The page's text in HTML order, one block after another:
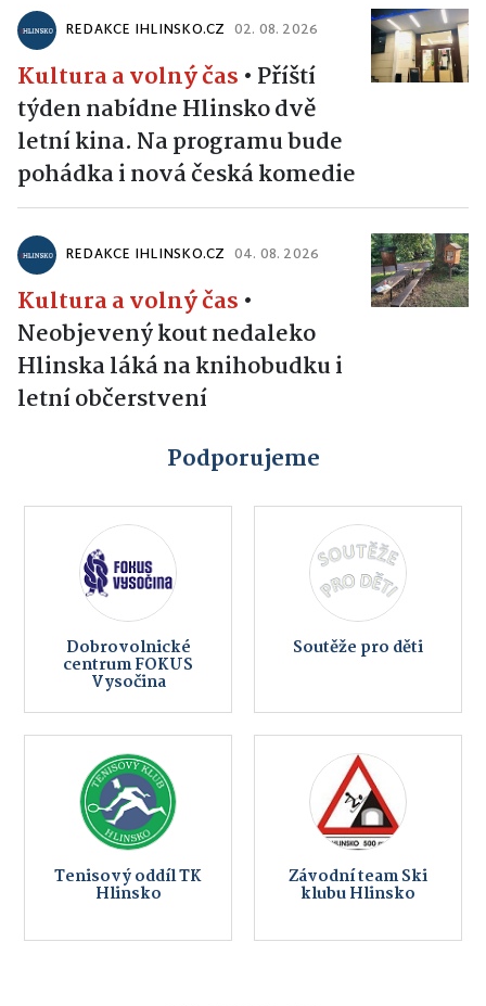
REDAKCE IHLINSKO.CZ 02. 08. 2026
Kultura a volný čas • Příští
týden nabídne Hlinsko dvě
letní kina. Na programu bude
pohádka i nová česká komedie
REDAKCE IHLINSKO.CZ 04. 08. 2026
Kultura a volný čas •
Neobjevený kout nedaleko
Hlinska láká na knihobudku i
letní občerstvení
Podporujeme
Dobrovolnické
centrum FOKUS
Vysočina
Soutěže pro děti
Tenisový oddíl TK
Hlinsko
Závodní team Ski
klubu Hlinsko